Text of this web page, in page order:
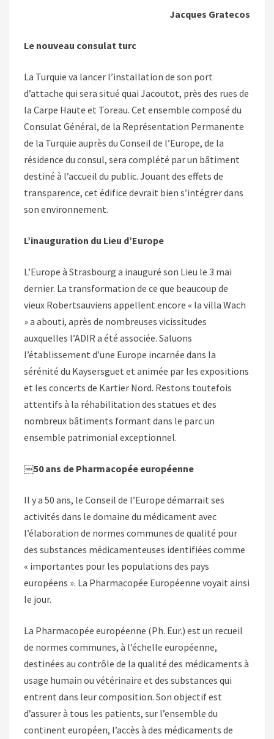
Jacques Gratecos
Le nouveau consulat turc
La Turquie va lancer l’installation de son port
d’attache qui sera situé quai Jacoutot, près des rues de
la Carpe Haute et Toreau. Cet ensemble composé du
Consulat Général, de la Représentation Permanente
de la Turquie auprès du Conseil de l’Europe, de la
résidence du consul, sera complété par un bâtiment
destiné à l’accueil du public. Jouant des effets de
transparence, cet édifice devrait bien s’intégrer dans
son environnement.
L’inauguration du Lieu d’Europe
L’Europe à Strasbourg a inauguré son Lieu le 3 mai
dernier. La transformation de ce que beaucoup de
vieux Robertsauviens appellent encore « la villa Wach
» a abouti, après de nombreuses vicissitudes
auxquelles l’ADIR a été associée. Saluons
l’établissement d’une Europe incarnée dans la
sérénité du Kaysersguet et animée par les expositions
et les concerts de Kartier Nord. Restons toutefois
attentifs à la réhabilitation des statues et des
nombreux bâtiments formant dans le parc un
ensemble patrimonial exceptionnel.
￼50 ans de Pharmacopée européenne
Il y a 50 ans, le Conseil de l’Europe démarrait ses
activités dans le domaine du médicament avec
l’élaboration de normes communes de qualité pour
des substances médicamenteuses identifiées comme
« importantes pour les populations des pays
européens ». La Pharmacopée Européenne voyait ainsi
le jour.
La Pharmacopée européenne (Ph. Eur.) est un recueil
de normes communes, à l’échelle européenne,
destinées au contrôle de la qualité des médicaments à
usage humain ou vétérinaire et des substances qui
entrent dans leur composition. Son objectif est
d’assurer à tous les patients, sur l’ensemble du
continent européen, l’accès à des médicaments de